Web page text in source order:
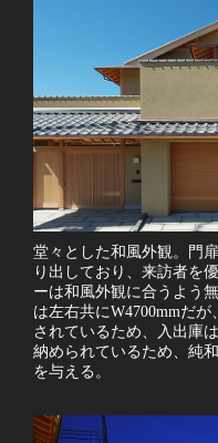
堂々とした和風外観。門
り出しており、来訪者を
ーは和風外観に合うよう
は左右共にW4700mmだ
されているため、入出庫
納められているため、純
を与える。